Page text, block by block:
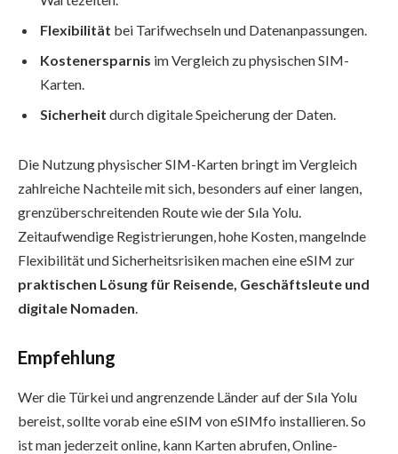
Flexibilität bei Tarifwechseln und Datenanpassungen.
Kostenersparnis im Vergleich zu physischen SIM-
Karten.
Sicherheit durch digitale Speicherung der Daten.
Die Nutzung physischer SIM-Karten bringt im Vergleich
zahlreiche Nachteile mit sich, besonders auf einer langen,
grenzüberschreitenden Route wie der Sıla Yolu.
Zeitaufwendige Registrierungen, hohe Kosten, mangelnde
Flexibilität und Sicherheitsrisiken machen eine eSIM zur
praktischen Lösung für Reisende, Geschäftsleute und
digitale Nomaden
Empfehlung
Wer die Türkei und angrenzende Länder auf der Sıla Yolu
bereist, sollte vorab eine eSIM von eSIMfo installieren. So
ist man jederzeit online, kann Karten abrufen, Online-